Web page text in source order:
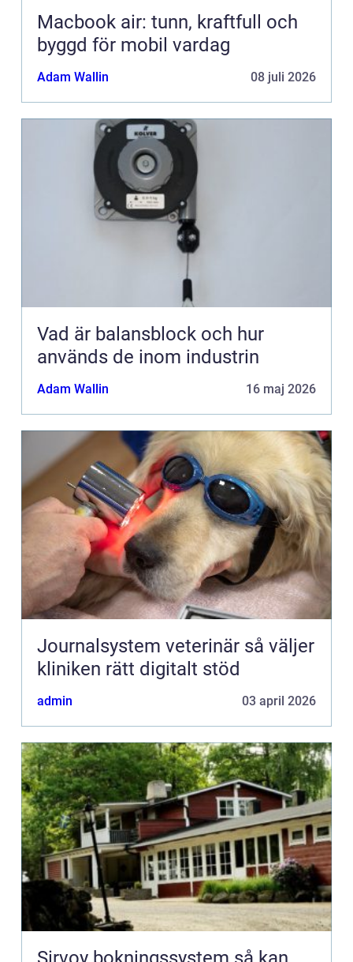
Macbook air: tunn, kraftfull och
byggd för mobil vardag
Adam Wallin 08 juli 2026
Vad är balansblock och hur
används de inom industrin
Adam Wallin 16 maj 2026
Journalsystem veterinär så väljer
kliniken rätt digitalt stöd
admin 03 april 2026